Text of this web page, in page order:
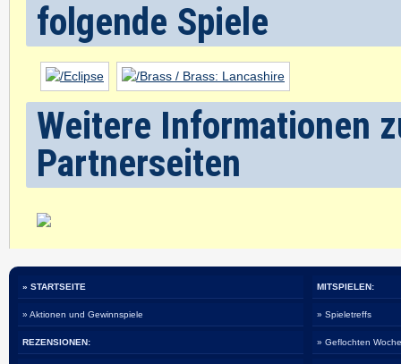
folgende Spiele
Weitere Informationen
Partnerseiten
» STARTSEITE
» Aktionen und Gewinnspiele
REZENSIONEN:
MITSPIELEN:
» Spieletreffs
» Geflochten